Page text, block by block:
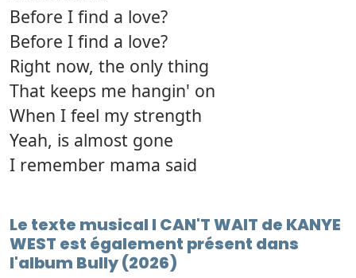
Before I find a love?
Before I find a love?
Right now, the only thing
That keeps me hangin' on
When I feel my strength
Yeah, is almost gone
I remember mama said
Le texte musical I CAN'T WAIT de KANYE
WEST est également présent dans
l'album Bully (2026)